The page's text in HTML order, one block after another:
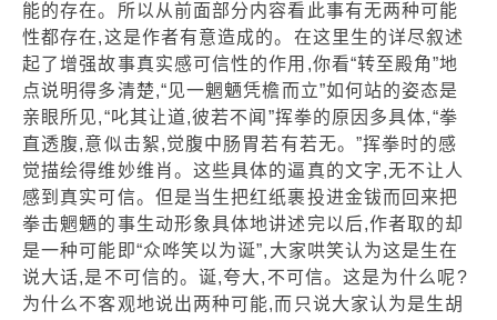
能的存在。所以从前面部分内容看此事有无两种可能
性都存在,这是作者有意造成的。在这里生的详尽叙述
起了增强故事真实感可信性的作用,你看“转至殿角”地
点说明得多清楚,“见一魍魉凭檐而立”如何站的姿态是
亲眼所见,“叱其让道,彼若不闻”挥拳的原因多具体,“拳
直透腹,意似击絮,觉腹中肠胃若有若无。”挥拳时的感
觉描绘得维妙维肖。这些具体的逼真的文字,无不让人
感到真实可信。但是当生把红纸裹投进金钹而回来把
拳击魍魉的事生动形象具体地讲述完以后,作者取的却
是一种可能即“众哗笑以为诞”,大家哄笑认为这是生在
说大话,是不可信的。诞,夸大,不可信。这是为什么呢?
为什么不客观地说出两种可能,而只说大家认为是生胡